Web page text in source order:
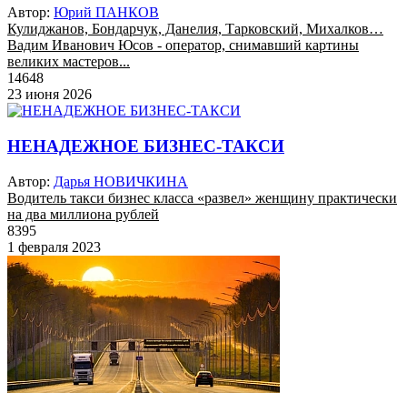
Автор: Юрий ПАНКОВ
Кулиджанов, Бондарчук, Данелия, Тарковский, Михалков…
Вадим Иванович Юсов - оператор, снимавший картины
великих мастеров...
14648
23 июня 2026
НЕНАДЕЖНОЕ БИЗНЕС-ТАКСИ
Автор: Дарья НОВИЧКИНА
Водитель такси бизнес класса «развел» женщину практически
на два миллиона рублей
8395
1 февраля 2023